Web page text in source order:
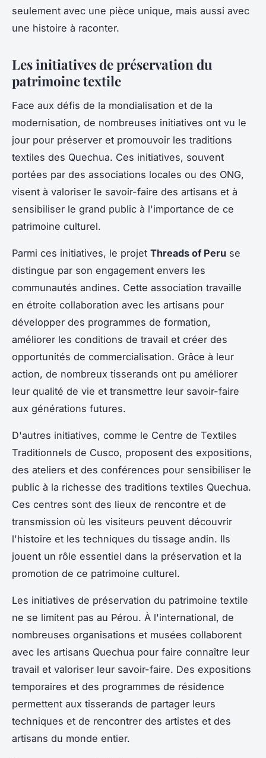
seulement avec une pièce unique, mais aussi avec
une histoire à raconter.
Les initiatives de préservation du
patrimoine textile
Face aux défis de la mondialisation et de la
modernisation, de nombreuses initiatives ont vu le
jour pour préserver et promouvoir les traditions
textiles des Quechua. Ces initiatives, souvent
portées par des associations locales ou des ONG,
visent à valoriser le savoir-faire des artisans et à
sensibiliser le grand public à l'importance de ce
patrimoine culturel.
Parmi ces initiatives, le projet Threads of Peru se
distingue par son engagement envers les
communautés andines. Cette association travaille
en étroite collaboration avec les artisans pour
développer des programmes de formation,
améliorer les conditions de travail et créer des
opportunités de commercialisation. Grâce à leur
action, de nombreux tisserands ont pu améliorer
leur qualité de vie et transmettre leur savoir-faire
aux générations futures.
D'autres initiatives, comme le Centre de Textiles
Traditionnels de Cusco, proposent des expositions,
des ateliers et des conférences pour sensibiliser le
public à la richesse des traditions textiles Quechua.
Ces centres sont des lieux de rencontre et de
transmission où les visiteurs peuvent découvrir
l'histoire et les techniques du tissage andin. Ils
jouent un rôle essentiel dans la préservation et la
promotion de ce patrimoine culturel.
Les initiatives de préservation du patrimoine textile
ne se limitent pas au Pérou. À l'international, de
nombreuses organisations et musées collaborent
avec les artisans Quechua pour faire connaître leur
travail et valoriser leur savoir-faire. Des expositions
temporaires et des programmes de résidence
permettent aux tisserands de partager leurs
techniques et de rencontrer des artistes et des
artisans du monde entier.